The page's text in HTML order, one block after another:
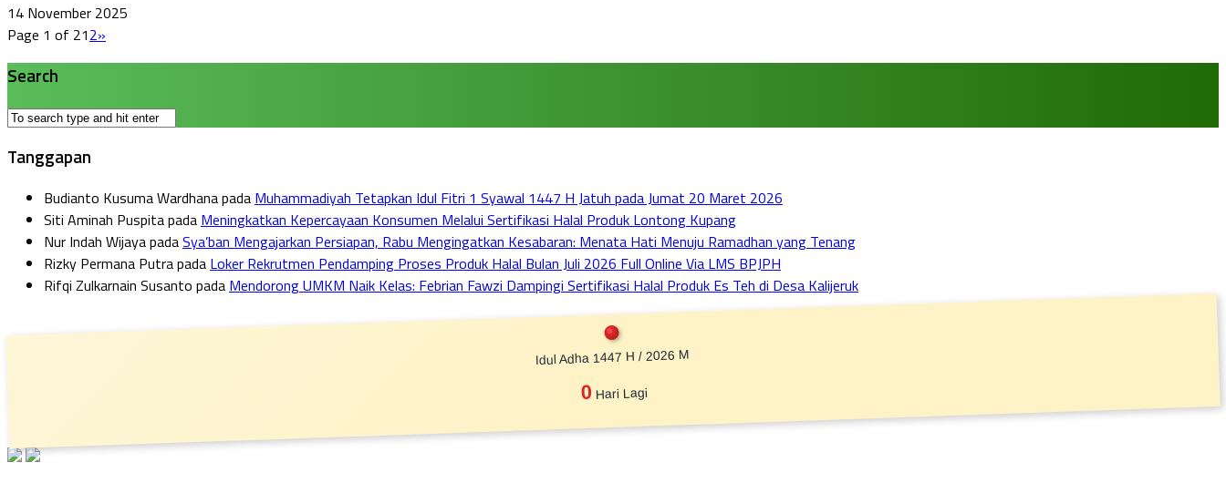
14 November 2025
Page 1 of 212»
Search
Tanggapan
Budianto Kusuma Wardhanapada Muhammadiyah Tetapkan Idul Fitri 1 Syawal 1447 H Jatuh pada Jumat 20 Maret 2026
Siti Aminah Puspitapada Meningkatkan Kepercayaan Konsumen Melalui Sertifikasi Halal Produk Lontong Kupang
Nur Indah WijayapadaSya’ban Mengajarkan Persiapan, Rabu Mengingatkan Kesabaran: Menata Hati Menuju Ramadhan yang Tenang
Rizky Permana Putrapada Loker Rekrutmen Pendamping Proses Produk Halal Bulan Juli 2026 Full Online Via LMS BPJPH
Rifqi Zulkarnain Susanto pada Mendorong UMKM Naik Kelas: Febrian Fawzi Dampingi Sertifikasi Halal Produk Es Teh di Desa Kalijeruk
Idul Adha 1447 H / 2026 M
0 Hari Lagi